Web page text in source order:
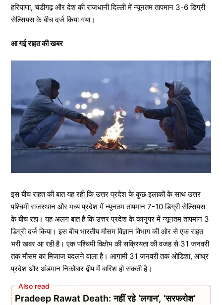
हरियाणा, चंडीगढ़ और देश की राजधानी दिल्ली में न्यूनतम तापमान 3-6 डिग्री
सेल्सियस के बीच दर्ज किया गया।
आ गई राहत की खबर
इस बीच राहत की बात यह रही कि उत्तर प्रदेश के कुछ इलाकों के साथ उत्तर
पश्चिमी राजस्थान और मध्य प्रदेश में न्यूनतम तापमान 7-10 डिग्री सेल्सियस
के बीच रहा। यह अलग बात है कि उत्तर प्रदेश के कानुपर में न्यूनतम तापमान 3
डिग्री दर्ज किया। इस बीच भारतीय मौसम विज्ञान विभाग की ओर से एक राहत
भरी खबर आ रही है। एक पश्चिमी विक्षोभ की सक्रियता की वजह से 31 जनवरी
तक मौसम का मिजाज बदलने वाला है। आगामी 31 जनवरी तक ओडिशा, आंध्र
प्रदेश और अंडमान निकोबार द्वीप में बारिश हो सकती है।
Pradeep Rawat Death: नहीं रहे ‘लगान’, ‘सरफरोश’